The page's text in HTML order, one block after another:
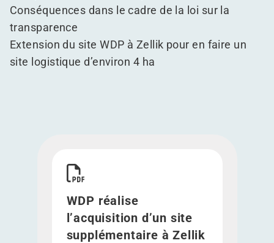
Conséquences dans le cadre de la loi sur la
transparence
Extension du site WDP à Zellik pour en faire un
site logistique d’environ 4 ha
WDP réalise
l’acquisition d’un site
supplémentaire à Zellik